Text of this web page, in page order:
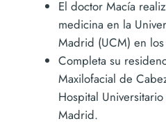
El doctor Macía
medicina en la
Madrid (UCM) en
Completa su
Maxilofacial de
Hospital
Madrid.